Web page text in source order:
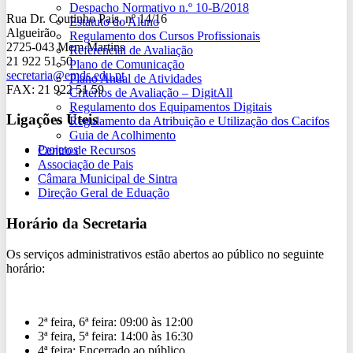
Despacho Normativo n.º 10-B/2018
Estatuto do Aluno
Regulamento dos Cursos Profissionais
Referencial de Avaliação
Plano de Comunicação
Plano Anual de Atividades
Critérios de Avaliação – DigitAll
Regulamento dos Equipamentos Digitais
Regulamento da Atribuição e Utilização dos Cacifos
Guia de Acolhimento
Projetos
Rua Dr. Coutinho Pais, nº 14/16
Algueirão
2725-043 Mem Martins
21 922 51 50
secretaria@emds.edu.pt
FAX: 21 922 51 59
Ligações Úteis
Centro de Recursos
Associação de Pais
Câmara Municipal de Sintra
Direção Geral de Eduação
Horário da Secretaria
Os serviços administrativos estão abertos ao público no seguinte
horário:
2ª feira, 6ª feira: 09:00 às 12:00
3ª feira, 5ª feira: 14:00 às 16:30
4ª feira: Encerrado ao público